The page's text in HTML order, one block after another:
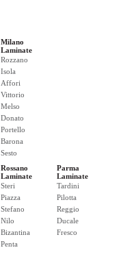
Milano
Laminate
Rozzano
Isola
Affori
Vittorio
Melso
Donato
Portello
Barona
Sesto
Rossano
Laminate
Steri
Piazza
Stefano
Nilo
Bizantina
Penta
Parma
Laminate
Tardini
Pilotta
Reggio
Ducale
Fresco